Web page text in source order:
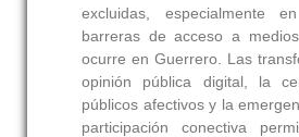
excluidas, especialmente
barreras de acceso a
ocurre en Guerrero. Las
opinión pública digital, la
públicos afectivos y la
participación conectiva